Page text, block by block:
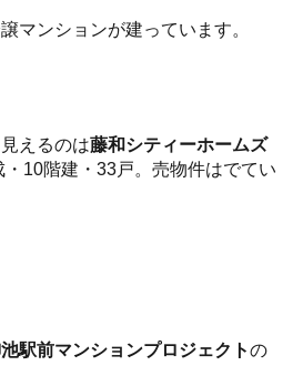
マンションが建っています。
えるのは藤和シティーホームズ
・10階建・33戸。売物件はでてい
池駅前マンションプロジェクトの